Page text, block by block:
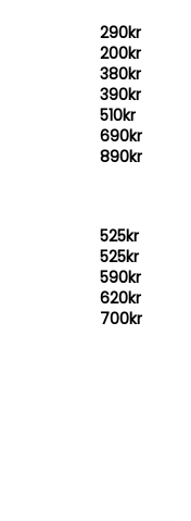
290kr
200kr
380kr
390kr
510kr
690kr
890kr
525kr
525kr
590kr
620kr
700kr